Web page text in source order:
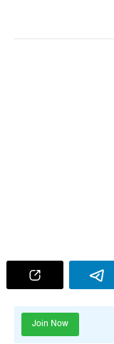
Join Now